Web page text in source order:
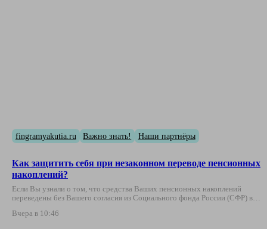
fingramyakutia.ru Важно знать! Наши партнёры
Как защитить себя при незаконном переводе пенсионных
накоплений?
Если Вы узнали о том, что средства Ваших пенсионных накоплений
переведены без Вашего согласия из Социального фонда России (СФР) в…
Вчера в 10:46